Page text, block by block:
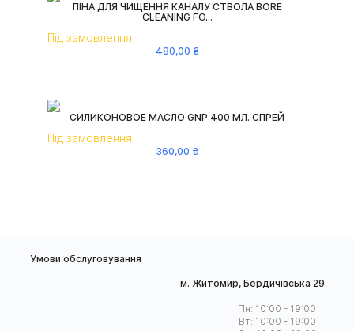
ПІНА ДЛЯ ЧИЩЕННЯ КАНАЛУ СТВОЛА BORE
CLEANING FO...
Під замовлення
480,00 ₴
СИЛИКОНОВОЕ МАСЛО GNP 400 МЛ. СПРЕЙ
Під замовлення
360,00 ₴
Умови обслуговування
м. Житомир, Бердичівська 29
Пн: 10:00 - 19:00
Вт: 10:00 - 19:00